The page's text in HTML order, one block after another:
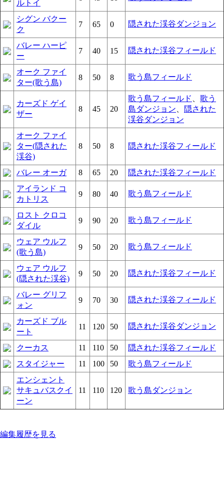
ルトイ
シグン バクー
ク
7 65 0 隠された渓谷ダンジョン
バレー ハーピ
ー
7 40 15 隠された渓谷フィールド
オーク ファイ
ター(歌う島)
8 50 8 歌う島フィールド
カーズド ゲイ
ザー
8 45 20
歌う島フィールド
歌う
島ダンジョン
隠された
渓谷ダンジョン
オーク ファイ
ター(隠された
渓谷)
8 50 8 隠された渓谷フィールド
バレー オーガ 8 65 20
隠された渓谷フィールド
アイランド コ
カトリス
9 80 40 歌う島フィールド
ロスト クロコ
ダイル
9 90 20 歌う島フィールド
ウェア ウルフ
(歌う島)
9 50 20 歌う島フィールド
ウェア ウルフ
(隠された渓谷)
9 50 20 隠された渓谷フィールド
バレー グリフ
ォン
9 70 30 隠された渓谷フィールド
カーズド ブル
ート
11 120 50 隠された渓谷ダンジョン
クーカス 11 110 50
隠された渓谷フィールド
スタイジャー
11 100 50
歌う島フィールド
エンシェント
サキュバスクイ
ーン
11 110 120 歌う島ダンジョン
編集履歴を見る